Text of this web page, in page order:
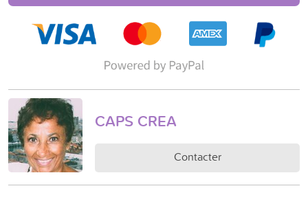
CAPS CREA
Contacter